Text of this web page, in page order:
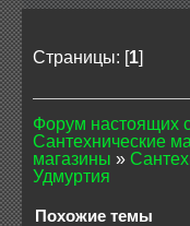
Страницы: [1]
Форум настоящих
Сантехнические
магазины »
Удмуртия
Похожие темы